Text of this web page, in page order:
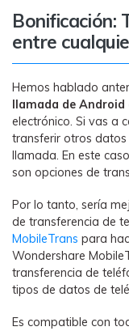
Bonificación:
entre
Hemos hablado
llamada de Android
electrónico. Si vas a
transferir otros
llamada. En este
son opciones de
Por lo tanto, sería
de transferencia de
MobileTrans para
Wondershare
transferencia de
tipos de datos de
Es compatible con